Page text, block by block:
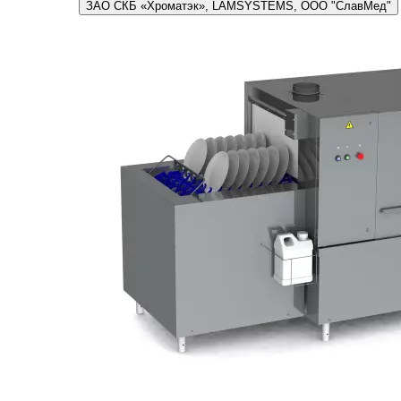
ЗАО СКБ «Хроматэк», LAMSYSTEMS, ООО "СлавМед"